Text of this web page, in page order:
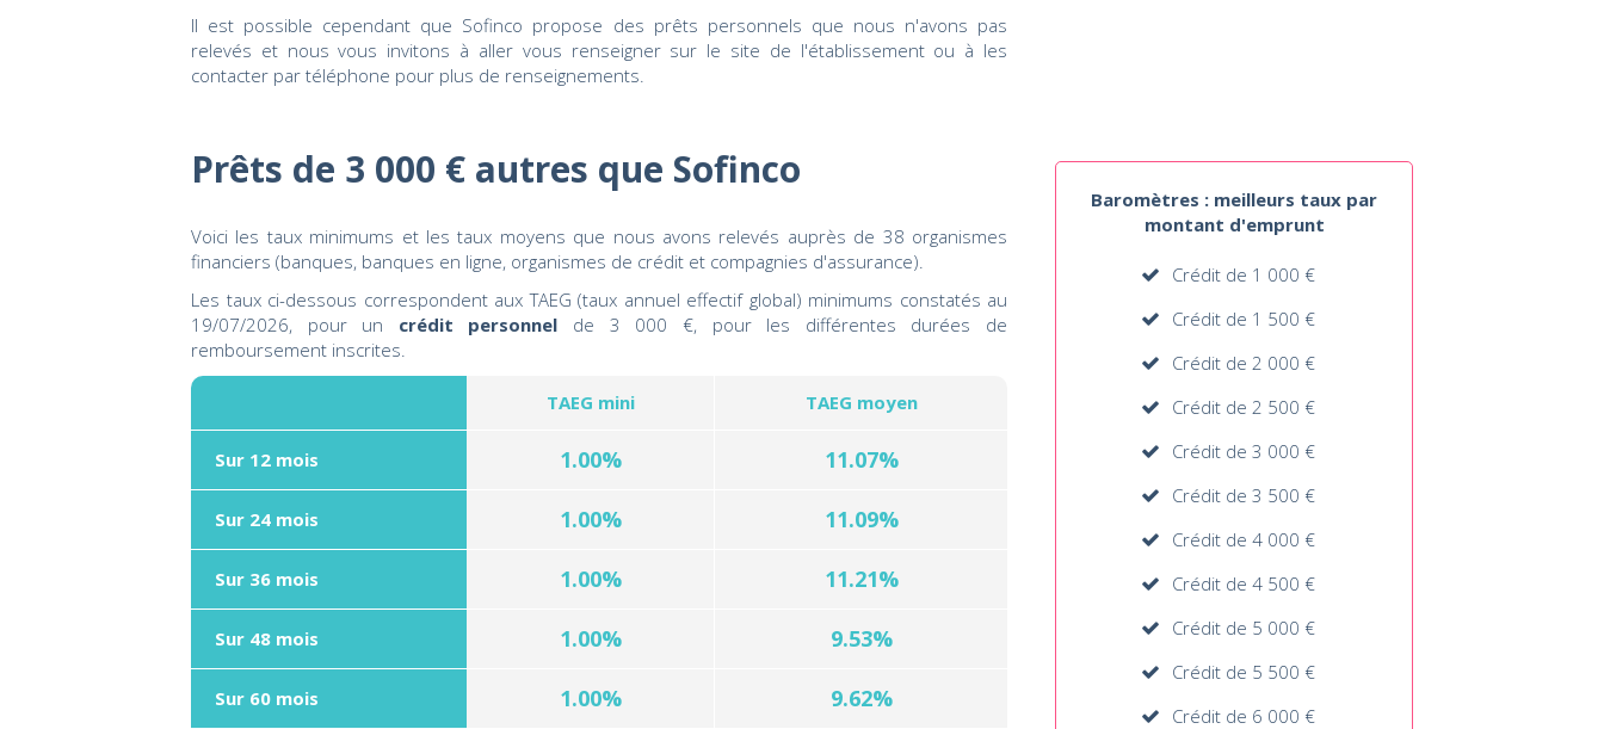
Il est possible cependant que Sofinco propose des prêts personnels que nous n'avons pas
relevés et nous vous invitons à aller vous renseigner sur le site de l'établissement ou à les
contacter par téléphone pour plus de renseignements.
Prêts de 3 000 € autres que Sofinco
Voici les taux minimums et les taux moyens que nous avons relevés auprès de 38 organismes
financiers (banques, banques en ligne, organismes de crédit et compagnies d'assurance).
Les taux ci-dessous correspondent aux TAEG (taux annuel effectif global) minimums constatés au
19/07/2026, pour un crédit personnel de 3 000 €, pour les différentes durées de
remboursement inscrites.
TAEG mini TAEG moyen
Sur 12 mois 1.00% 11.07%
Sur 24 mois 1.00% 11.09%
Sur 36 mois 1.00% 11.21%
Sur 48 mois 1.00% 9.53%
Sur 60 mois 1.00% 9.62%
Baromètres : meilleurs taux par
montant d'emprunt
Crédit de 1 000 €
Crédit de 1 500 €
Crédit de 2 000 €
Crédit de 2 500 €
Crédit de 3 000 €
Crédit de 3 500 €
Crédit de 4 000 €
Crédit de 4 500 €
Crédit de 5 000 €
Crédit de 5 500 €
Crédit de 6 000 €